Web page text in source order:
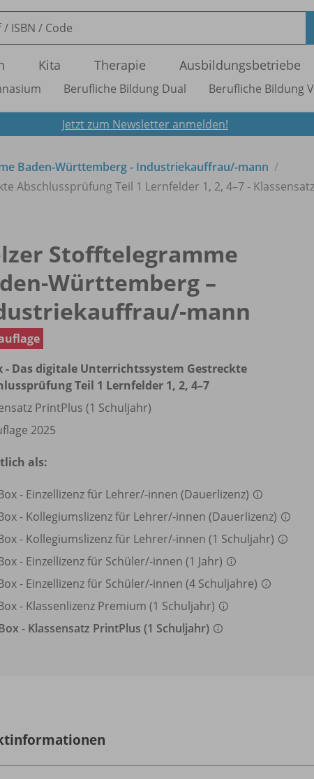
Kita Therapie Ausbildungsbetriebe
Berufliche Bildung Dual Berufliche Bildung
Jetzt zum Newsletter anmelden!
Baden-Württemberg - Industriekauffrau/-mann
Abschlussprüfung Teil 1 Lernfelder 1, 2, 4–7 -
Stofftelegramme
Württemberg –
-mann
- Das digitale Unterrichtssystem Gestreckte
Teil 1 Lernfelder 1, 2, 4–7
PrintPlus (1 Schuljahr)
2025
als:
- Einzellizenz für Lehrer/-innen (Dauerlizenz)
- Kollegiumslizenz für Lehrer/-innen (Dauerlizenz)
- Kollegiumslizenz für Lehrer/-innen (1 Schuljahr)
- Einzellizenz für Schüler/-innen (1 Jahr)
- Einzellizenz für Schüler/-innen (4 Schuljahre)
- Klassenlizenz Premium (1 Schuljahr)
- Klassensatz PrintPlus (1 Schuljahr)